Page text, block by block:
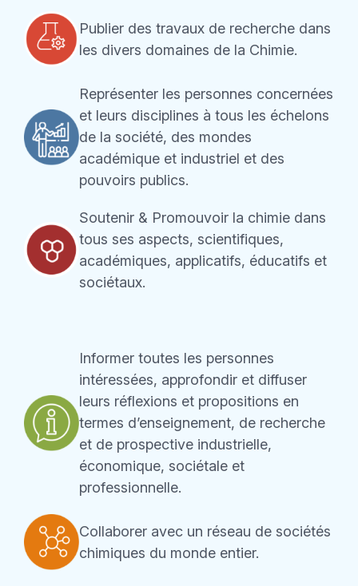
Publier des travaux de recherche dans
les divers domaines de la Chimie.
Représenter les personnes concernées
et leurs disciplines à tous les échelons
de la société, des mondes
académique et industriel et des
pouvoirs publics.
Soutenir & Promouvoir la chimie dans
tous ses aspects, scientifiques,
académiques, applicatifs, éducatifs et
sociétaux.
Informer toutes les personnes
intéressées, approfondir et diffuser
leurs réflexions et propositions en
termes d’enseignement, de recherche
et de prospective industrielle,
économique, sociétale et
professionnelle.
Collaborer avec un réseau de sociétés
chimiques du monde entier.